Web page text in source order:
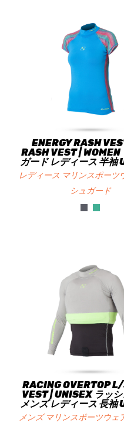
ENERGY RASH
RASH VEST | WOMEN
ガード レディース 半袖
レディース マリンスポーツ
シュガード
RACING OVERTOP
VEST | UNISEX ラッ
メンズ レディース 長袖
メンズ マリンスポーツウェ